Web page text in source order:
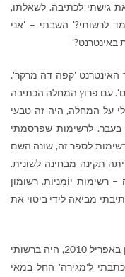
גישתי לכתיבה. לשאלתו,
לרשותי?' השבתי – 'אני
האינטרנט 'קפה דה מרקר'.
עם פרוץ המחלה הכתיבה
על המחלה, היה זה טבעי
בעבר. לרשימות שפרסמתי
לספר זה, שונה השם
תקינה מבחינה לשונית.
רשימות יוֹמָנִיּוֹת. רַשומון
מביאה לידי ביטוי את
כאשר עלה לבלוג והתפרסם הרשימון הראשון באפריל 2010, היה ברשותי
ל'מגירה' החל במאי